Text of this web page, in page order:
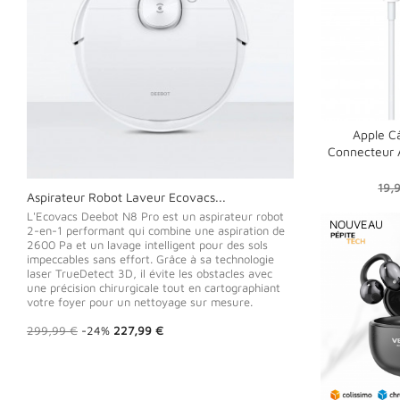
Aspirateur Robot Laveur Ecovacs...
L'Ecovacs Deebot N8 Pro est un aspirateur robot
2-en-1 performant qui combine une aspiration de
2600 Pa et un lavage intelligent pour des sols
impeccables sans effort. Grâce à sa technologie
laser TrueDetect 3D, il évite les obstacles avec
une précision chirurgicale tout en cartographiant
votre foyer pour un nettoyage sur mesure.
Prix
299,99 € -24% Prix
227,99 €
Smartphone -
Apple
Connecteur
Prix
NOUVEAU